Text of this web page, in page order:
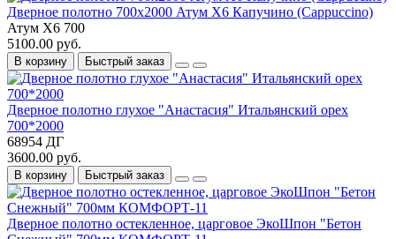
Дверное полотно 700x2000 Атум Х6 Капучино (Cappuccino)
Атум Х6 700
5100.00 руб.
В корзину Быстрый заказ
Дверное полотно глухое "Анастасия" Итальянский орех
700*2000
68954 ДГ
3600.00 руб.
В корзину Быстрый заказ
Дверное полотно остекленное, царговое ЭкоШпон "Бетон